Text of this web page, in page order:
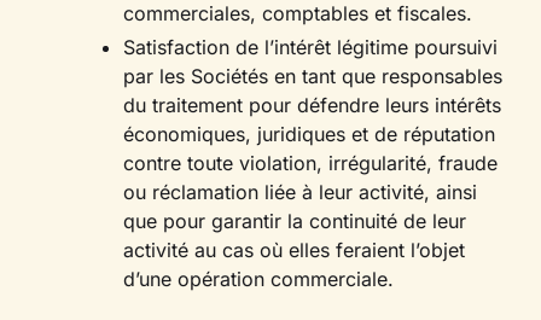
commerciales, comptables et fiscales.
Satisfaction de l’intérêt légitime poursuivi
par les Sociétés en tant que responsables
du traitement pour défendre leurs intérêts
économiques, juridiques et de réputation
contre toute violation, irrégularité, fraude
ou réclamation liée à leur activité, ainsi
que pour garantir la continuité de leur
activité au cas où elles feraient l’objet
d’une opération commerciale.